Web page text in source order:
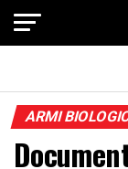
ARMI